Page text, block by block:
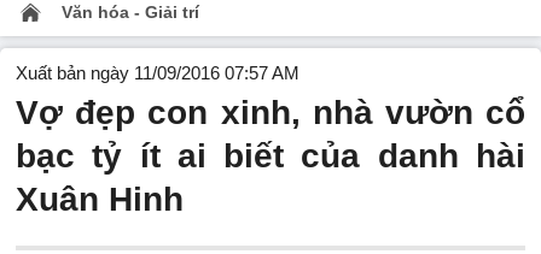
Văn hóa - Giải trí
Xuất bản ngày 11/09/2016 07:57 AM
Vợ đẹp con xinh, nhà vườn cổ
bạc tỷ ít ai biết của danh hài
Xuân Hinh